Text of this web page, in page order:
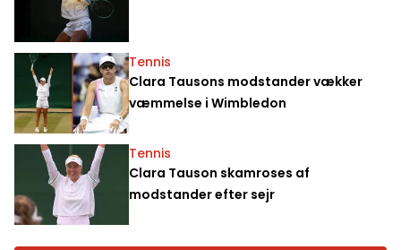
Tennis
Clara Tausons modstander vækker
væmmelse i Wimbledon
Tennis
Clara Tauson skamroses af
modstander efter sejr